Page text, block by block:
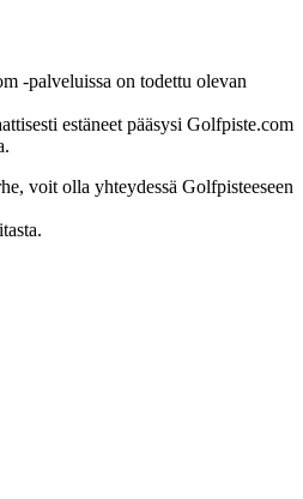
-palveluissa on todettu olevan
estäneet pääsysi Golfpiste.com
voit olla yhteydessä Golfpisteeseen